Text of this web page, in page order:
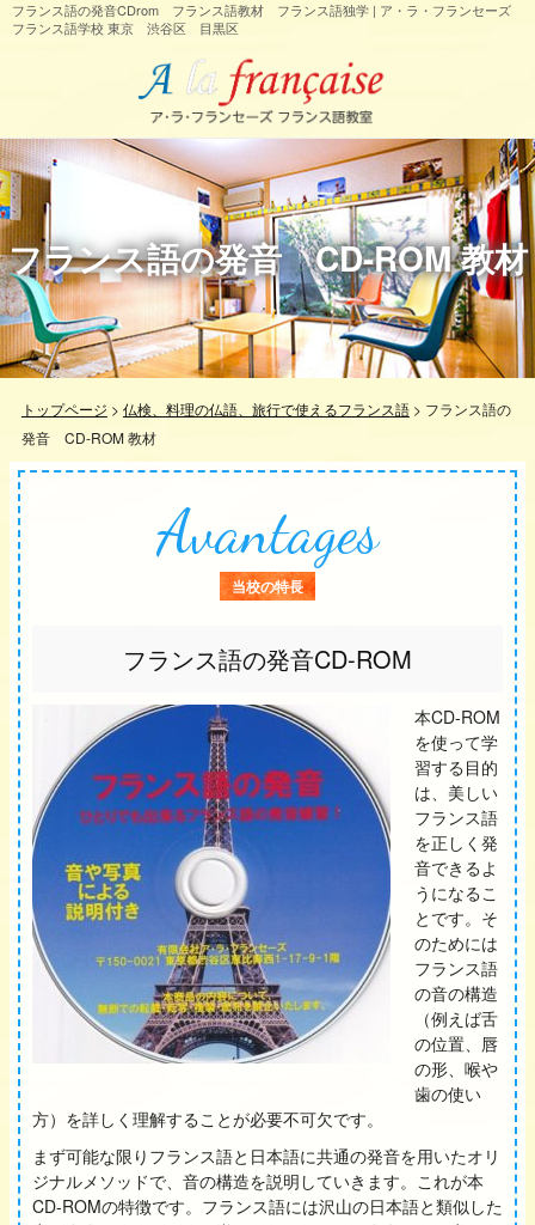
フランス語の発音CDrom フランス語教材 フランス語独学 | ア・ラ・フランセーズ
フランス語学校 東京 渋谷区 目黒区
フランス語の発音 CD-ROM 教材
トップページ > 仏検、料理の仏語、旅行で使えるフランス語> フランス語の
発音 CD-ROM 教材
Avantages
当校の特長
フランス語の発音CD-ROM
本CD-ROM
を使って学
習する目的
は、美しい
フランス語
を正しく発
音できるよ
うになるこ
とです。そ
のためには
フランス語
の音の構造
（例えば舌
の位置、唇
の形、喉や
歯の使い
方）を詳しく理解することが必要不可欠です。
まず可能な限りフランス語と日本語に共通の発音を用いたオリ
ジナルメソッドで、音の構造を説明していきます。これが本
CD-ROMの特徴です。フランス語には沢山の日本語と類似した